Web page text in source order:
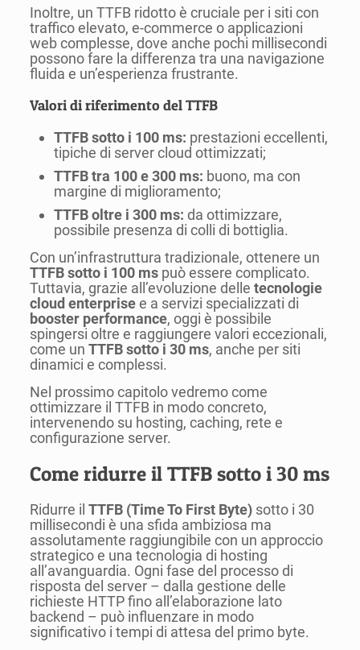
Inoltre, un TTFB ridotto è cruciale per i siti con
traffico elevato, e-commerce o applicazioni
web complesse, dove anche pochi millisecondi
possono fare la differenza tra una navigazione
fluida e un’esperienza frustrante.
Valori di riferimento del TTFB
TTFB sotto i 100 ms: prestazioni eccellenti,
tipiche di server cloud ottimizzati;
TTFB tra 100 e 300 ms: buono, ma con
margine di miglioramento;
TTFB oltre i 300 ms: da ottimizzare,
possibile presenza di colli di bottiglia.
Con un’infrastruttura tradizionale, ottenere un
TTFB sotto i 100 mspuò essere complicato.
Tuttavia, grazie all’evoluzione delle tecnologie
cloud enterprisee a servizi specializzati di
booster performance, oggi è possibile
spingersi oltre e raggiungere valori eccezionali,
come un TTFB sotto i 30 ms, anche per siti
dinamici e complessi.
Nel prossimo capitolo vedremo come
ottimizzare il TTFB in modo concreto,
intervenendo su hosting, caching, rete e
configurazione server.
Come ridurre il TTFB sotto i 30 ms
Ridurre il TTFB (Time To First Byte)sotto i 30
millisecondi è una sfida ambiziosa ma
assolutamente raggiungibile con un approccio
strategico e una tecnologia di hosting
all’avanguardia. Ogni fase del processo di
risposta del server – dalla gestione delle
richieste HTTP fino all’elaborazione lato
backend – può influenzare in modo
significativo i tempi di attesa del primo byte.